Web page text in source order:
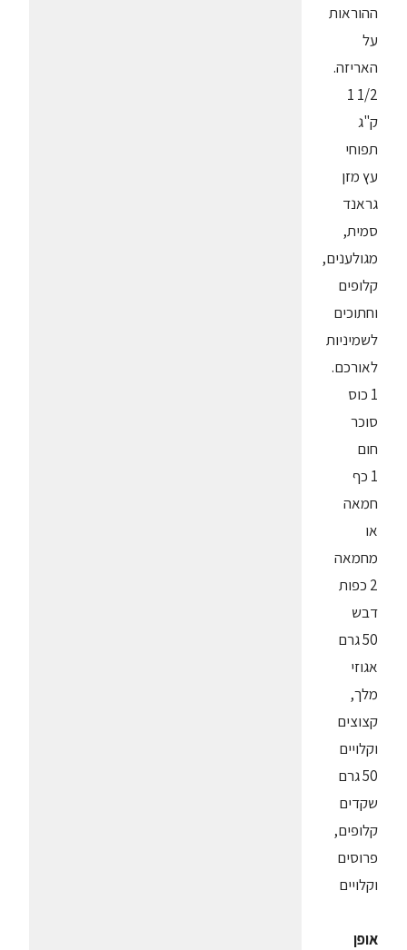
ההוראות
על
האריזה.
1/2 1
ק"ג
תפוחי
עץ מזן
גראנד
סמית,
מגולענים,
קלופים
וחתוכים
לשמיניות
לאורכם.
1 כוס
סוכר
חום
1 כף
חמאה
או
מחמאה
2 כפות
דבש
50 גרם
אגוזי
מלך,
קצוצים
וקלויים
50 גרם
שקדים
קלופים,
פרוסים
וקלויים
אופן